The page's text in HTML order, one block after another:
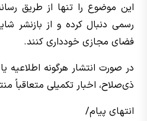
این موضوع را تنها از طریق
رسمی دنبال کرده و از بازنشر
فضای مجازی خودداری کنند.
در صورت انتشار هرگونه اطلاعیه
ذی‌صلاح، اخبار تکمیلی متعاقباً
انتهای پیام/